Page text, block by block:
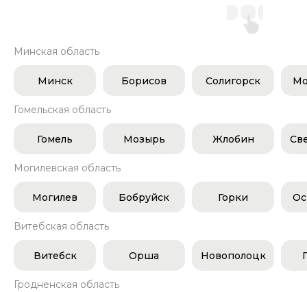
Минская область
Минск Борисов Солигорск
Гомельская область
Гомель Мозырь Жлобин
Могилевская область
Могилев Бобруйск Горки
Витебская область
Витебск Орша Новополоцк
Гродненская область